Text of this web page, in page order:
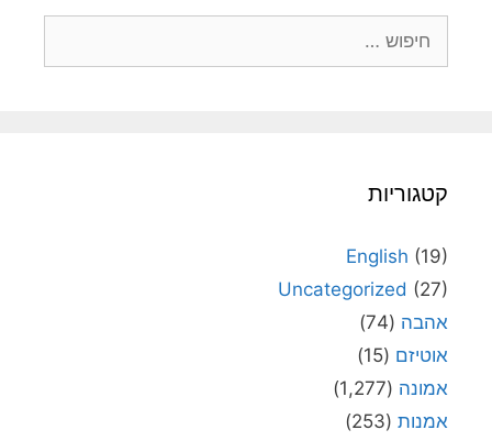
קטגוריות
English (19)
Uncategorized (27)
אהבה (74)
אוטיזם (15)
אמונה (1,277)
אמנות (253)